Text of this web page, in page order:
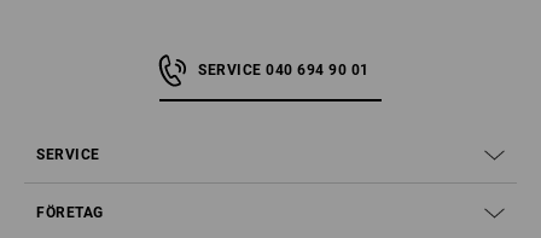
SERVICE 040 694 90 01
SERVICE
FÖRETAG